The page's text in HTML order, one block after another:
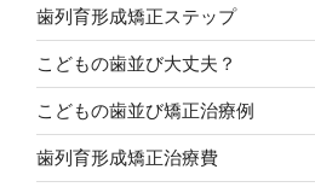
歯列育形成矯正ステップ
こどもの歯並び大丈夫？
こどもの歯並び矯正治療例
歯列育形成矯正治療費